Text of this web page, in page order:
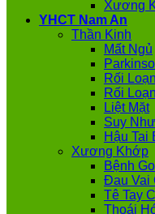
Xương
YHCT Nam An
Thần Kinh
Mất Ngủ
Rối
Rối
Liệt Mặt
Suy
Hậu Tai
Xương Khớp
Bệnh
Đau Vai
Tê Tay
Thoái